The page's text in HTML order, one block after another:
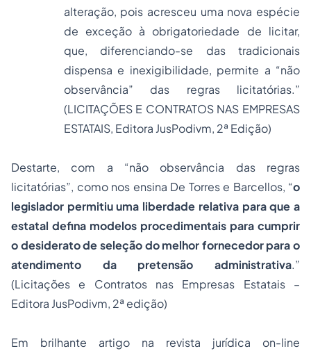
alteração, pois acresceu uma nova espécie
de exceção à obrigatoriedade de licitar,
que, diferenciando-se das tradicionais
dispensa e inexigibilidade, permite a “não
observância” das regras licitatórias.”
(LICITAÇÕES E CONTRATOS NAS EMPRESAS
ESTATAIS, Editora JusPodivm, 2ª Edição)
Destarte, com a “não observância das regras
licitatórias”, como nos ensina De Torres e Barcellos, “o
legislador permitiu uma liberdade relativa para que a
estatal defina modelos procedimentais para cumprir
o desiderato de seleção do melhor fornecedor para o
atendimento da pretensão administrativa.”
(Licitações e Contratos nas Empresas Estatais –
Editora JusPodivm, 2ª edição)
Em brilhante artigo na revista jurídica on-line